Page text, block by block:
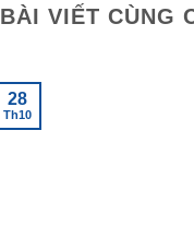
BÀI VIẾT CÙNG
28
Th10